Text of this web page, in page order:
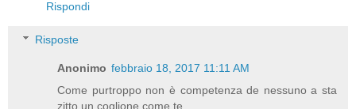
Rispondi
Risposte
Anonimo febbraio 18, 2017 11:11 AM
Come purtroppo non è competenza de nessuno a sta
zitto un coglione come te